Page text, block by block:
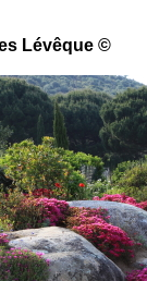
Lévêque ©